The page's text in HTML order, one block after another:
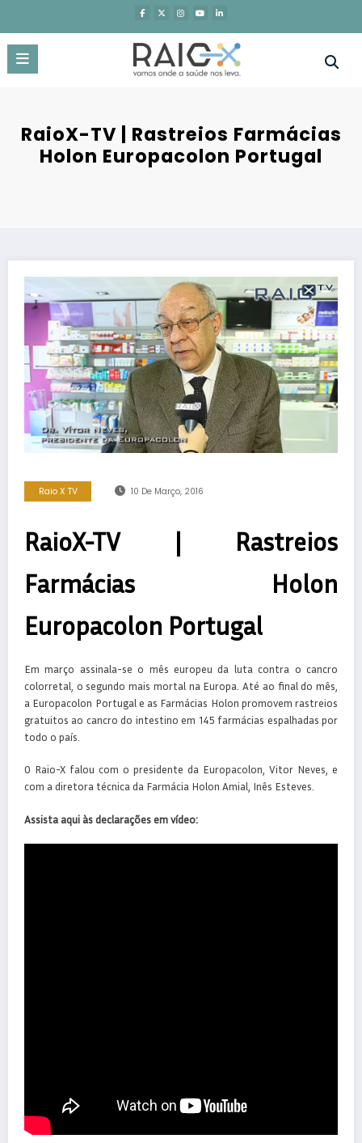
o
conteúdo
RaioX-TV | Rastreios Farmácias
Holon Europacolon Portugal
Raio X TV 10 De Março, 2016
RaioX-TV | Rastreios
Farmácias Holon
Europacolon Portugal
Em março assinala-se o mês europeu da luta contra o cancro
colorretal, o segundo mais mortal na Europa. Até ao final do mês,
a Europacolon Portugal e as Farmácias Holon promovem rastreios
gratuitos ao cancro do intestino em 145 farmácias espalhadas por
todo o país.
O Raio-X falou com o presidente da Europacolon, Vitor Neves, e
com a diretora técnica da Farmácia Holon Amial, Inês Esteves.
Assista aqui às declarações em vídeo: